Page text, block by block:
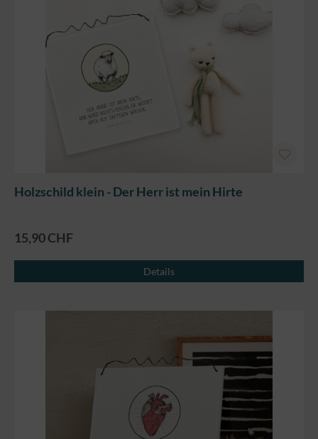
Holzschild klein - Der Herr ist mein Hirte
15,90 CHF
Details